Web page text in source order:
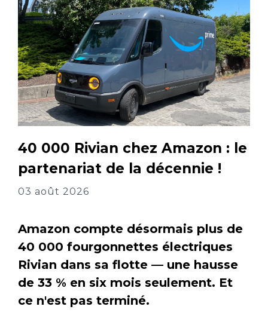
40 000 Rivian chez Amazon : le
partenariat de la décennie !
03 août 2026
Amazon compte désormais plus de
40 000 fourgonnettes électriques
Rivian dans sa flotte — une hausse
de 33 % en six mois seulement. Et
ce n'est pas terminé.